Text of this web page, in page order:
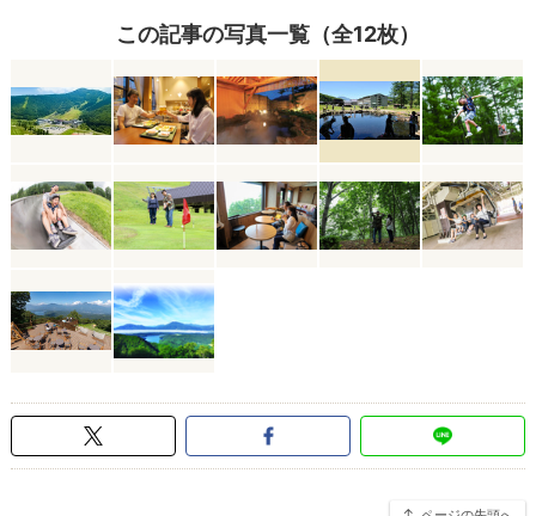
この記事の写真一覧（全12枚）